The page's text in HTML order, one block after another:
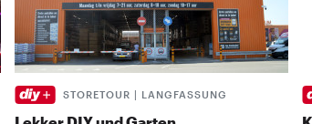
STORETOUR | LANGFASSUNG